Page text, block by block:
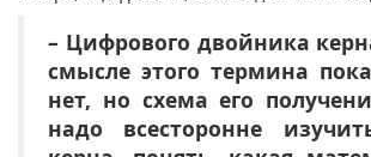
– Цифрового двойника
смысле этого термина
нет, но схема его
надо всесторонне